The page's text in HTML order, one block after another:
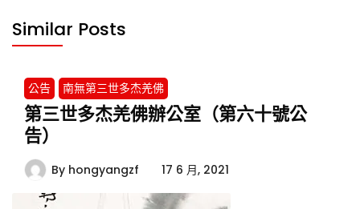
Similar Posts
公告 南無第三世多杰羌佛
第三世多杰羌佛辦公室（第六十號公
告）
By hongyangzf 17 6 月, 2021